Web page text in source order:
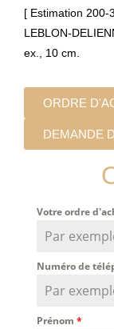
[ Estimation 200-
LEBLON-
ex., 10 cm.
ORDRE
DEMANDE
Votre ordre
Numéro de
Prénom *